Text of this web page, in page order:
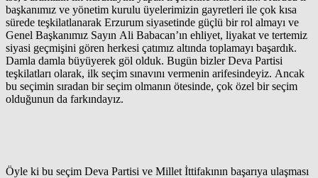
başkanımız ve yönetim kurulu üyelerimizin gayretleri ile çok kısa
sürede teşkilatlanarak Erzurum siyasetinde güçlü bir rol almayı ve
Genel Başkanımız Sayın Ali Babacan’ın ehliyet, liyakat ve tertemiz
siyasi geçmişini gören herkesi çatımız altında toplamayı başardık.
Damla damla büyüyerek göl olduk. Bugün bizler Deva Partisi
teşkilatları olarak, ilk seçim sınavını vermenin arifesindeyiz. Ancak
bu seçimin sıradan bir seçim olmanın ötesinde, çok özel bir seçim
olduğunun da farkındayız.
Öyle ki bu seçim Deva Partisi ve Millet İttifakının başarıya ulaşması